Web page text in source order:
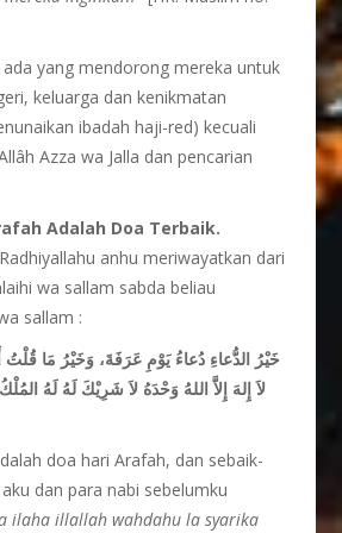
yang mendorong mereka untuk
keluarga dan kenikmatan
ibadah haji-red) kecuali
Azza wa Jalla dan pencarian
Adalah Doa Terbaik.
anhu meriwayatkan dari
wa sallam sabda beliau
sallam :
خَيْرُ الدُّعاءِ دُعاءُ يَوْمِ عَرَفَةَ، وَخَيْرُ مَا قُلْتُ
لاَ إِلهَ إِلاَّ اللهُ وَحْدَهُ لاَ شَرِيْكَ لَهُ لَهُ
doa hari Arafah, dan sebaik-
dan para nabi sebelumku
ilaha illallah wahdahu la syarika